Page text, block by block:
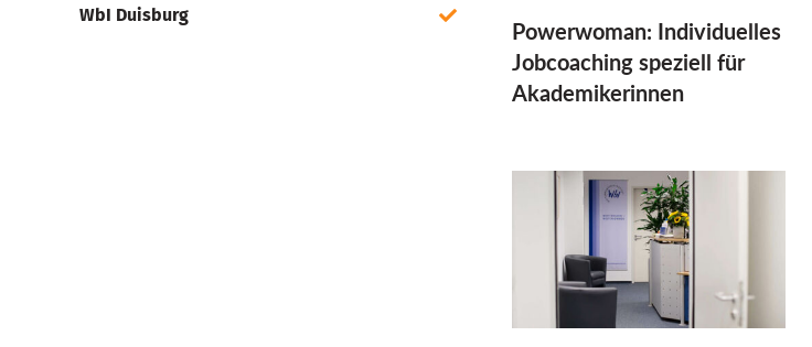
WbI Duisburg
Powerwoman: Individu­elles
Job­coaching speziell für
Aka­demiker­innen